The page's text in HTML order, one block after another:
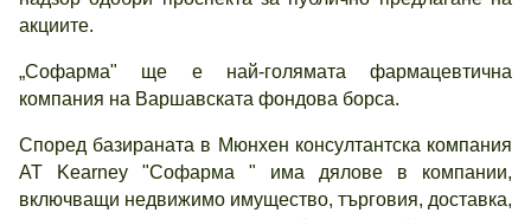
акциите.
„Софарма" ще е най-голямата фармацевтична
компания на Варшавската фондова борса.
Според базираната в Мюнхен консултантска компания
AT Kearney "Софарма " има дялове в компании,
включващи недвижимо имущество, търговия, доставка,